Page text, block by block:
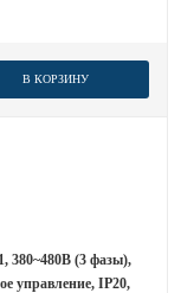
В КОРЗИНУ
380~480B (3 фазы),
управление, IP20,